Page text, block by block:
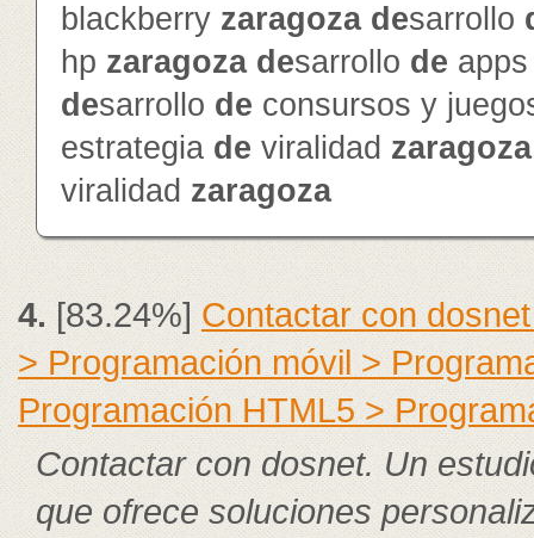
blackberry zaragoza desarrollo
hp zaragoza desarrollo de
desarrollo de consursos y
estrategia de viralidad zaragoza
viralidad zaragoza
4.[83.24%] Contactar con
> Programación móvil >
Programación HTML5 >
Contactar con dosnet. Un
que ofrece soluciones